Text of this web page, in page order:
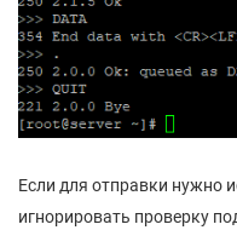
Если для отправки нужно
игнорировать проверку